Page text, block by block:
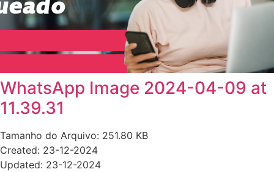
WhatsApp Image 2024-04-09 at
11.39.31
Tamanho do Arquivo: 251.80 KB
Created: 23-12-2024
Updated: 23-12-2024